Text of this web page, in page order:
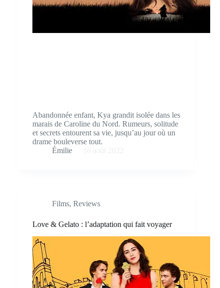
Abandonnée enfant, Kya grandit isolée dans les
marais de Caroline du Nord. Rumeurs, solitude
et secrets entourent sa vie, jusqu’au jour où un
drame bouleverse tout.
Émilie
Films, Reviews
Love & Gelato : l’adaptation qui fait voyager